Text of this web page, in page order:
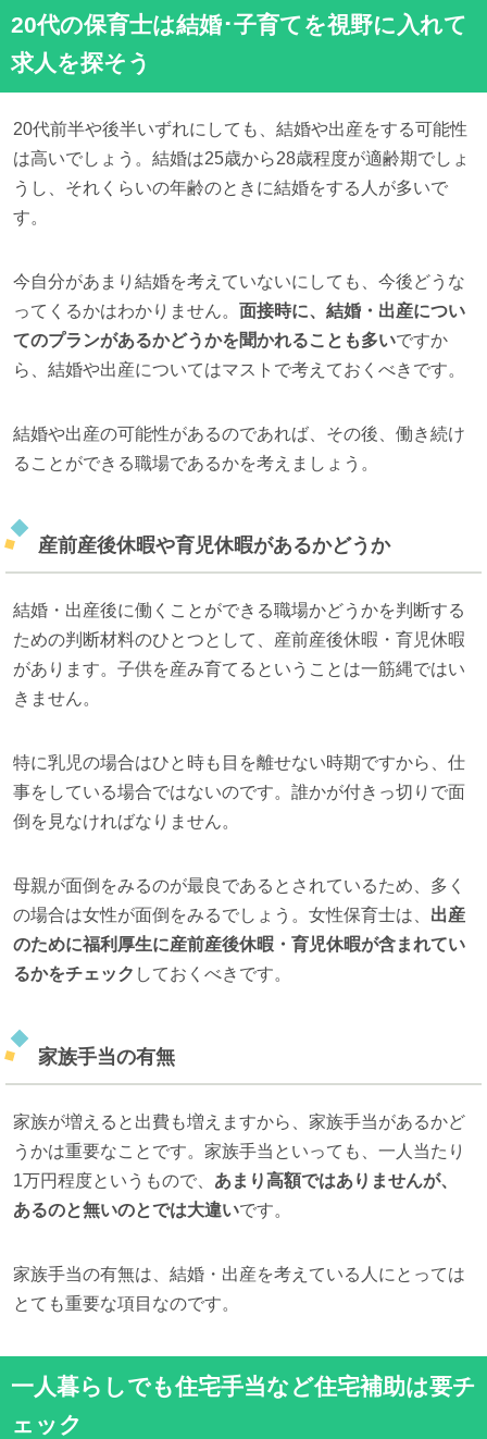
20代の保育士は結婚･子育てを視野に入れて
求人を探そう
20代前半や後半いずれにしても、結婚や出産をする可能性
は高いでしょう。結婚は25歳から28歳程度が適齢期でしょ
うし、それくらいの年齢のときに結婚をする人が多いで
す。
今自分があまり結婚を考えていないにしても、今後どうな
ってくるかはわかりません。 面接時に、結婚・出産につい
てのプランがあるかどうかを聞かれることも多いですか
ら、結婚や出産についてはマストで考えておくべきです。
結婚や出産の可能性があるのであれば、その後、働き続け
ることができる職場であるかを考えましょう。
産前産後休暇や育児休暇があるかどうか
結婚・出産後に働くことができる職場かどうかを判断する
ための判断材料のひとつとして、産前産後休暇・育児休暇
があります。子供を産み育てるということは一筋縄ではい
きません。
特に乳児の場合はひと時も目を離せない時期ですから、仕
事をしている場合ではないのです。誰かが付きっ切りで面
倒を見なければなりません。
母親が面倒をみるのが最良であるとされているため、多く
の場合は女性が面倒をみるでしょう。女性保育士は、 出産
のために福利厚生に産前産後休暇・育児休暇が含まれてい
るかをチェック しておくべきです。
家族手当の有無
家族が増えると出費も増えますから、家族手当があるかど
うかは重要なことです。家族手当といっても、一人当たり
1万円程度というもので、 あまり高額ではありませんが、
あるのと無いのとでは大違いです。
家族手当の有無は、結婚・出産を考えている人にとっては
とても重要な項目なのです。
一人暮らしでも住宅手当など住宅補助は要チ
ェック